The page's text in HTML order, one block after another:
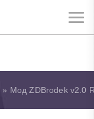
» Мод ZDBrodek v2.0